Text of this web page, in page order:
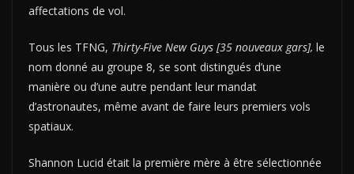
affectations de vol.
Tous les TFNG, Thirty-Five New Guys [35 nouveaux gars], le
nom donné au groupe 8, se sont distingués d’une
manière ou d’une autre pendant leur mandat
d’astronautes, même avant de faire leurs premiers vols
spatiaux.
Shannon Lucid était la première mère à être sélectionnée